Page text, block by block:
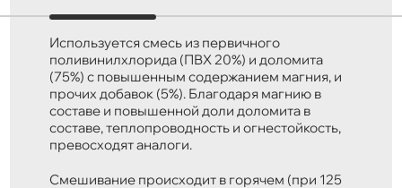
Используется смесь из первичного
поливинилхлорида (ПВХ 20%) и доломита
(75%) с повышенным содержанием магния, и
прочих добавок (5%). Благодаря магнию в
составе и повышенной доли доломита в
составе, теплопроводность и огнестойкость,
превосходят аналоги.
Смешивание происходит в горячем (при 125